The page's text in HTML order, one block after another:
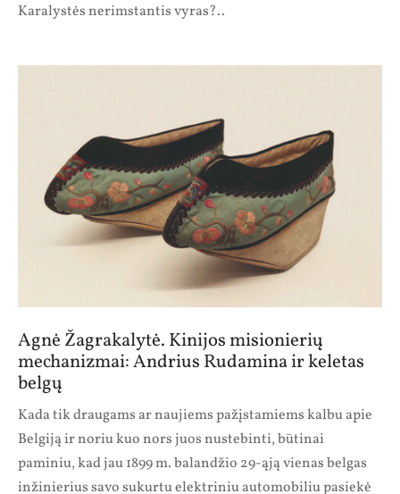
Karalystės nerimstantis vyras?..
Agnė Žagrakalytė. Kinijos misionierių
mechanizmai: Andrius Rudamina ir keletas
belgų
Kada tik draugams ar naujiems pažįstamiems kalbu apie
Belgiją ir noriu kuo nors juos nustebinti, būtinai
paminiu, kad jau 1899 m. balandžio 29-ąją vienas belgas
inžinierius savo sukurtu elektriniu automobiliu pasiekė